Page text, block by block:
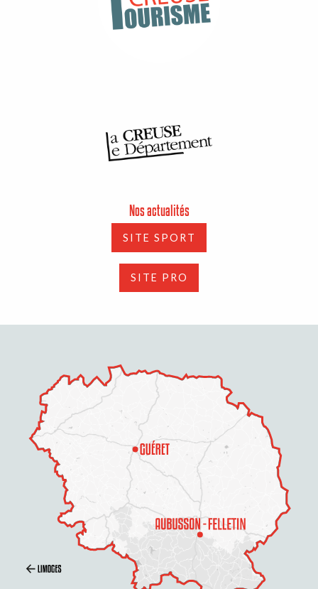
Description
Nos actualités
SITE SPORT
SITE PRO